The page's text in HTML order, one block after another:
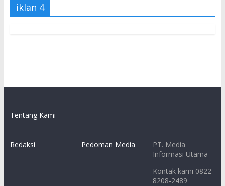
iklan 4
Tentang Kami
Redaksi Pedoman Media
PT. Media
Informasi Utama
Kontak kami 0822-
8208-2489